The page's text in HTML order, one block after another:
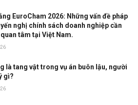
EuroCham 2026: Những vấn đề pháp
nghị chính sách doanh nghiệp cần
tâm tại Việt Nam.
là tang vật trong vụ án buôn lậu, người
gì?